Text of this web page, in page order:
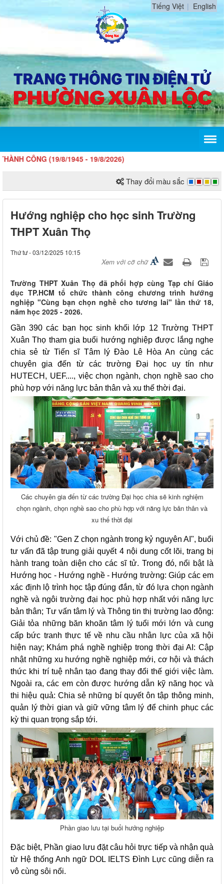
Tiếng Việt English
CÔNG (19/8/1945 - 19/8/2026)
Thay đổi màu sắc
Hướng nghiệp cho học sinh Trường
THPT Xuân Thọ
Thứ tư - 03/12/2025 10:15
Xem với cỡ chữ
Trường THPT Xuân Thọ đã phối hợp cùng Tạp chí Giáo
dục TP.HCM tổ chức thành công chương trình hướng
nghiệp "Cùng bạn chọn nghề cho tương lai" lần thứ 18,
năm học 2025 - 2026.
Gần 390 các bạn học sinh khối lớp 12 Trường THPT
Xuân Thọ tham gia buổi hướng nghiệp được lắng nghe
chia sẻ từ Tiến sĩ Tâm lý Đào Lê Hòa An cùng các
chuyên gia đến từ các trường Đại học uy tín như
HUTECH, UEF...., việc chọn ngành, chọn nghề sao cho
phù hợp với năng lực bản thân và xu thế thời đại.
Các chuyên gia đến từ các trường Đại học chia sẽ kinh nghiệm
chọn ngành, chọn nghề sao cho phù hợp với năng lực bản thân và
xu thế thời đại
Với chủ đề: "Gen Z chọn ngành trong kỷ nguyên AI", buổi
tư vấn đã tập trung giải quyết 4 nội dung cốt lõi, trang bị
hành trang toàn diện cho các sĩ tử. Trong đó, nổi bật là
Hướng học - Hướng nghề - Hướng trường: Giúp các em
xác định lộ trình học tập đúng đắn, từ đó lựa chọn ngành
nghề và ngôi trường đại học phù hợp nhất với năng lực
bản thân; Tư vấn tâm lý và Thông tin thị trường lao động:
Giải tỏa những băn khoăn tâm lý tuổi mới lớn và cung
cấp bức tranh thực tế về nhu cầu nhân lực của xã hội
hiện nay; Khám phá nghề nghiệp trong thời đại AI: Cập
nhật những xu hướng nghề nghiệp mới, cơ hội và thách
thức khi trí tuệ nhân tạo đang thay đổi thế giới việc làm.
Ngoài ra, các em còn được hướng dẫn kỹ năng học và
thi hiệu quả: Chia sẻ những bí quyết ôn tập thông minh,
quản lý thời gian và giữ vững tâm lý để chinh phục các
kỳ thi quan trọng sắp tới.
Phần giao lưu tại buổi hướng nghiệp
Đặc biệt, Phần giao lưu đặt câu hỏi trực tiếp và nhận quà
từ Hệ thống Anh ngữ DOL IELTS Đình Lực cũng diễn ra
vô cùng sôi nổi.